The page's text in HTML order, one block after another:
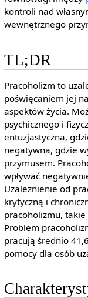
kontroli nad
wewnętrznego
TL;DR
Pracoholizm to
poświęcaniem jej
aspektów życia.
psychicznego i
entuzjastyczna,
negatywna, gdzie
przymusem.
wpływać
Uzależnienie od
krytyczną i
pracoholizmu,
Problem
pracują średnio
pomocy dla osób